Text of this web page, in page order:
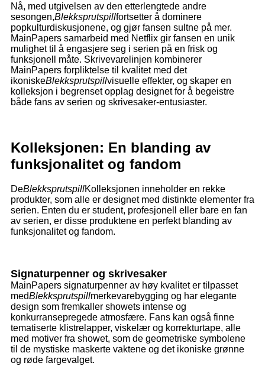
Nå, med utgivelsen av den etterlengtede andre
sesongen,Blekksprutspillfortsetter å dominere
popkulturdiskusjonene, og gjør fansen sultne på mer.
MainPapers samarbeid med Netflix gir fansen en unik
mulighet til å engasjere seg i serien på en frisk og
funksjonell måte. Skrivevarelinjen kombinerer
MainPapers forpliktelse til kvalitet med det
ikoniskeBlekksprutspillvisuelle effekter, og skaper en
kolleksjon i begrenset opplag designet for å begeistre
både fans av serien og skrivesaker-entusiaster.
Kolleksjonen: En blanding av
funksjonalitet og fandom
DeBlekksprutspillKolleksjonen inneholder en rekke
produkter, som alle er designet med distinkte elementer fra
serien. Enten du er student, profesjonell eller bare en fan
av serien, er disse produktene en perfekt blanding av
funksjonalitet og fandom.
Signaturpenner og skrivesaker
MainPapers signaturpenner av høy kvalitet er tilpasset
medBlekksprutspillmerkevarebygging og har elegante
design som fremkaller showets intense og
konkurransepregede atmosfære. Fans kan også finne
tematiserte klistrelapper, viskelær og korrekturtape, alle
med motiver fra showet, som de geometriske symbolene
til de mystiske maskerte vaktene og det ikoniske grønne
og røde fargevalget.